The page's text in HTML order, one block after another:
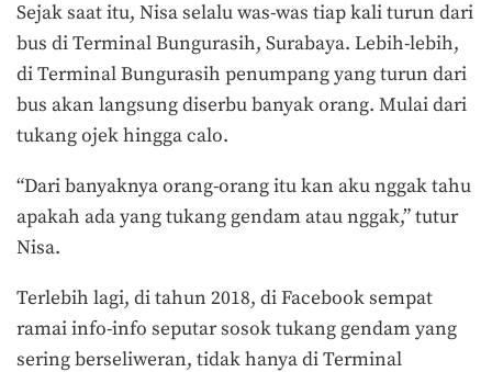
Sejak saat itu, Nisa selalu was-was tiap kali turun dari
bus di Terminal Bungurasih, Surabaya. Lebih-lebih,
di Terminal Bungurasih penumpang yang turun dari
bus akan langsung diserbu banyak orang. Mulai dari
tukang ojek hingga calo.
“Dari banyaknya orang-orang itu kan aku nggak tahu
apakah ada yang tukang gendam atau nggak,” tutur
Nisa.
Terlebih lagi, di tahun 2018, di Facebook sempat
ramai info-info seputar sosok tukang gendam yang
sering berseliweran, tidak hanya di Terminal